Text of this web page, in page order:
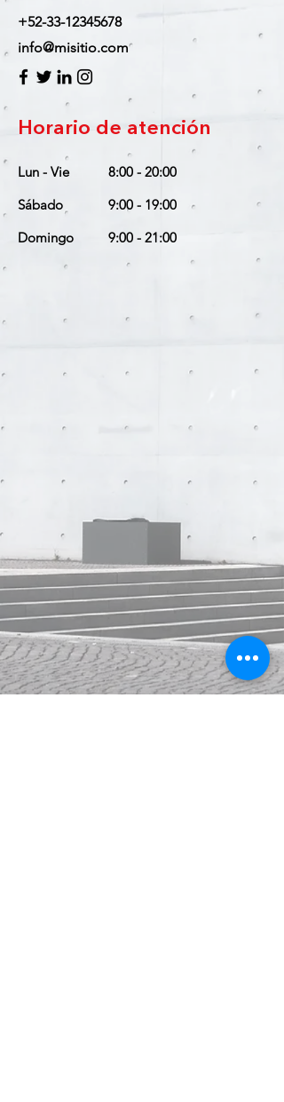
+52-33-12345678
info@misitio.com
Horario de atención
Lun - Vie
8:00 - 20:00
​Sábado
9:00 - 19:00
Domingo
9:00 - 21:00